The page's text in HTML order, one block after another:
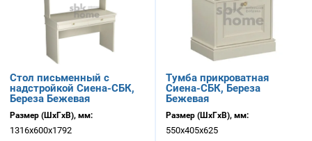
Стол письменный с
надстройкой Сиена-СБК,
Береза Бежевая
Размер (ШхГхВ), мм:
1316х600х1792
Тумба прикроватная
Сиена-СБК, Береза
Бежевая
Размер (ШхГхВ), мм:
550х405х625